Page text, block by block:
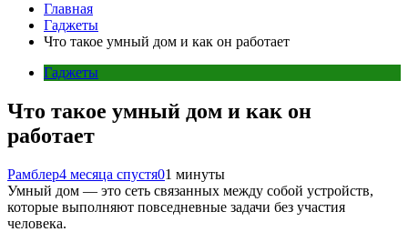
Главная
Гаджеты
Что такое умный дом и как он работает
Гаджеты
Что такое умный дом и как он
работает
Рамблер4 месяца спустя01 минуты
Умный дом — это сеть связанных между собой устройств,
которые выполняют повседневные задачи без участия
человека.